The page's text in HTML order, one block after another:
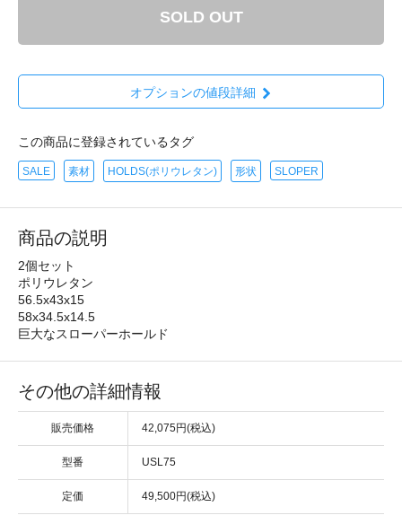
SOLD OUT
オプションの値段詳細
この商品に登録されているタグ
SALE 素材 HOLDS(ポリウレタン) 形状 SLOPER
商品の説明
2個セット
ポリウレタン
56.5x43x15
58x34.5x14.5
巨大なスローパーホールド
その他の詳細情報
販売価格 42,075円(税込)
型番 USL75
定価 49,500円(税込)